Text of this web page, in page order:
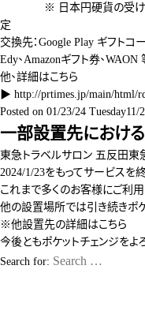
※ 日本円硬貨の受け入れ
定
交換先：Google Play ギフトコ
Edy、Amazonギフト券、WAON
他、詳細はこちら
▶ http://prtimes.jp/main/html/
Posted on 01/23/24 Tuesday11/
一部設置先におけ
東急トラベルサロン 五反田
2024/1/23をもってサービスを
これまで多くのお客様にご利用
他の設置場所では引き続きポ
※他設置先の詳細はこちら
今後ともポケットチェンジをよ
Search for: